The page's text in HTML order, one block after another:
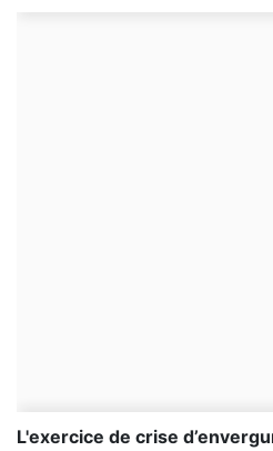
L'exercice de crise